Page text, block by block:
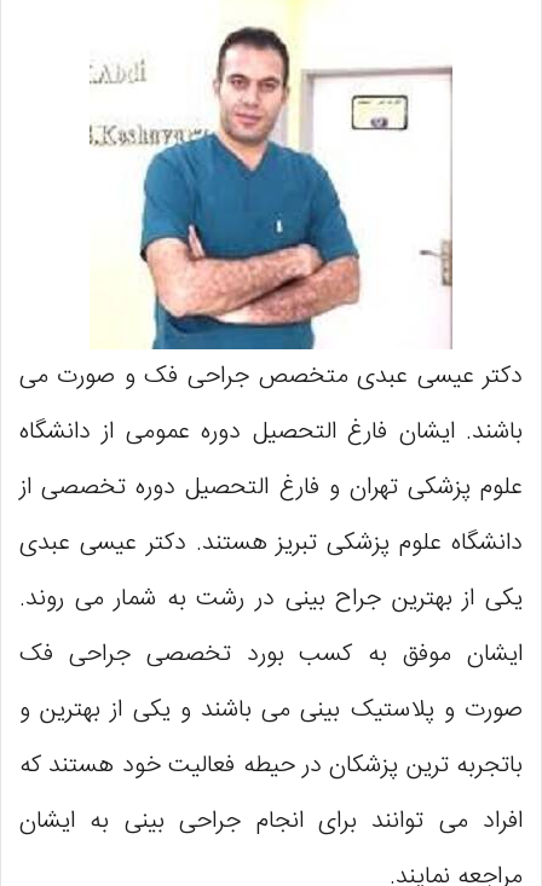
دکتر عیسی عبدی متخصص جراحی فک و صورت می
باشند. ایشان فارغ التحصیل دوره عمومی از دانشگاه
علوم پزشکی تهران و فارغ التحصیل دوره تخصصی از
دانشگاه علوم پزشکی تبریز هستند. دکتر عیسی عبدی
یکی از بهترین جراح بینی در رشت به شمار می روند.
ایشان موفق به کسب بورد تخصصی جراحی فک
صورت و پلاستیک بینی می باشند و یکی از بهترین و
باتجربه ترین پزشکان در حیطه فعالیت خود هستند که
افراد می توانند برای انجام جراحی بینی به ایشان
مراجعه نمایند.